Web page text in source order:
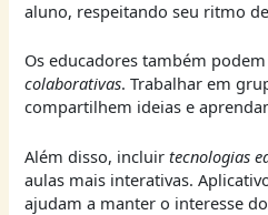
aluno, respeitando seu ritmo
Os educadores também
colaborativas. Trabalhar em
compartilhem ideias e
Além disso, incluirtecnologias
aulas mais interativas.
ajudam a manter o interesse